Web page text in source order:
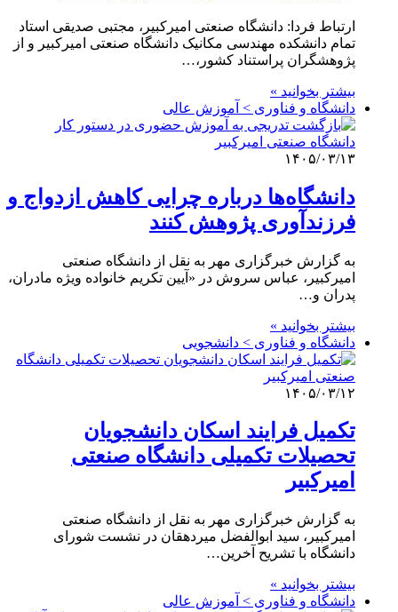
ارتباط فردا: دانشگاه صنعتی امیرکبیر، مجتبی صدیقی استاد
تمام دانشکده مهندسی مکانیک دانشگاه صنعتی امیرکبیر و از
پژوهشگران پراستناد کشور،…
بیشتر بخوانید »
دانشگاه و فناوری > آموزش عالی
۱۴۰۵/۰۳/۱۳
دانشگاه‌ها درباره چرایی کاهش ازدواج و
فرزندآوری پژوهش کنند
به گزارش خبرگزاری مهر به نقل از دانشگاه صنعتی
امیرکبیر، عباس سروش در «آیین تکریم خانواده ویژه مادران،
پدران و…
بیشتر بخوانید »
دانشگاه و فناوری > دانشجویی
۱۴۰۵/۰۳/۱۲
تکمیل فرایند اسکان دانشجویان
تحصیلات تکمیلی دانشگاه صنعتی
امیرکبیر
به گزارش خبرگزاری مهر به نقل از دانشگاه صنعتی
امیرکبیر، سید ابوالفضل میردهقان در نشست شورای
دانشگاه با تشریح آخرین…
بیشتر بخوانید »
دانشگاه و فناوری > آموزش عالی